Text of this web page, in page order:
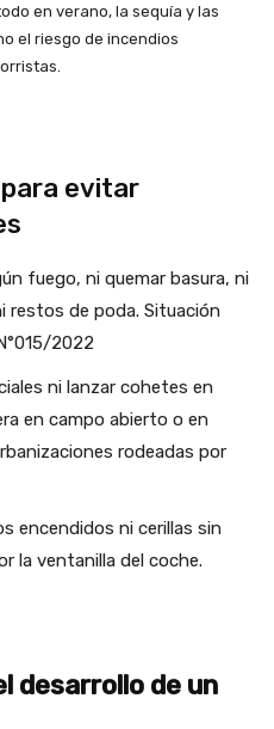
en verano, la sequía y las
el riesgo de incendios
evitar
fuego, ni quemar basura, ni
restos de poda. Situación
2022
ni lanzar cohetes en
en campo abierto o en
rodeadas por
encendidos ni cerillas sin
la ventanilla del coche.
desarrollo de un